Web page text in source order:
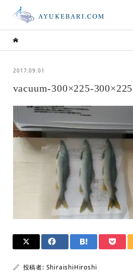
2017.09.01
vacuum-300×225-300×225
投稿者: ShiraishiHiroshi